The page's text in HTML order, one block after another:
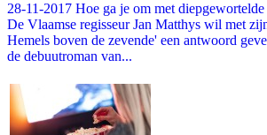
28-11-2017 Hoe ga je om met
De Vlaamse regisseur Jan Matthys wil met
Hemels boven de zevende' een antwoord
de debuutroman van...